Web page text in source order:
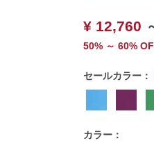
¥ 12,760
50% ～ 60%
セールカラー：
カラー：